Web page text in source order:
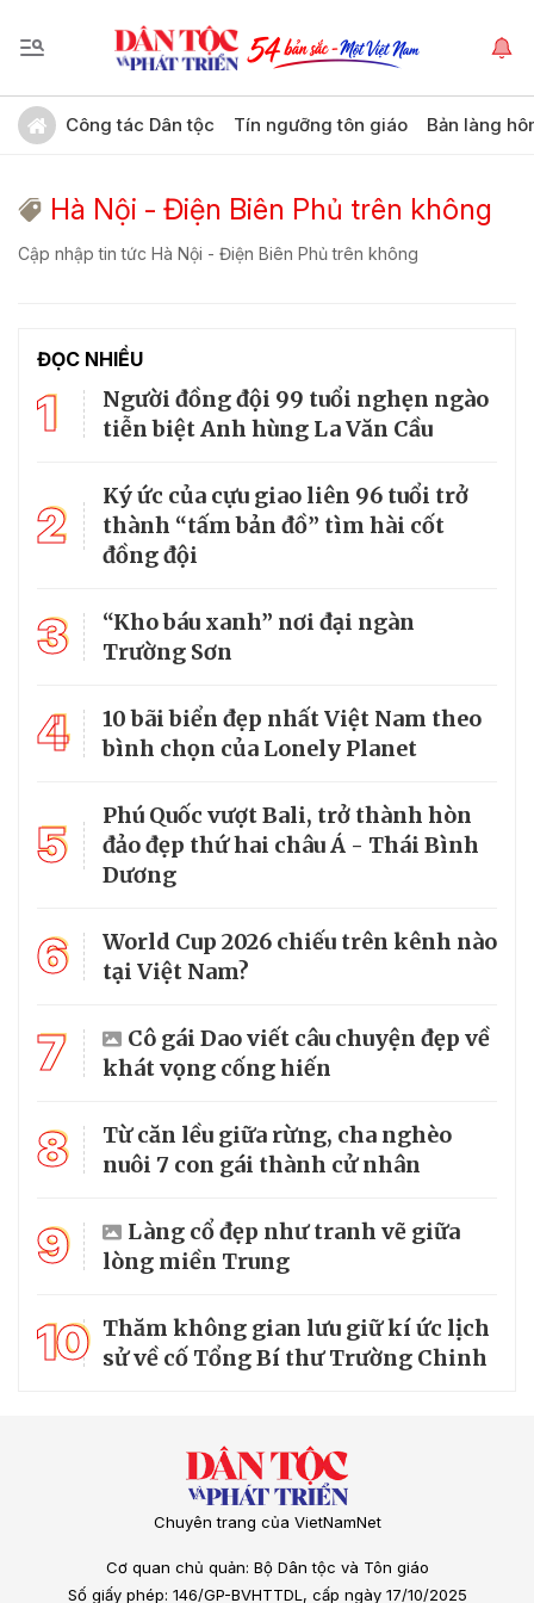
Công tác Dân tộc Tín ngưỡng tôn giáo Bản làng
Hà Nội - Điện Biên Phủ trên không
Cập nhập tin tức Hà Nội - Điện Biên Phủ trên không
ĐỌC NHIỀU
1
Người đồng đội 99 tuổi nghẹn ngào
tiễn biệt Anh hùng La Văn Cầu
2
Ký ức của cựu giao liên 96 tuổi trở
thành “tấm bản đồ” tìm hài cốt
đồng đội
3
“Kho báu xanh” nơi đại ngàn
Trường Sơn
4
10 bãi biển đẹp nhất Việt Nam theo
bình chọn của Lonely Planet
5
Phú Quốc vượt Bali, trở thành hòn
đảo đẹp thứ hai châu Á - Thái Bình
Dương
6
World Cup 2026 chiếu trên kênh nào
tại Việt Nam?
7
Cô gái Dao viết câu chuyện đẹp về
khát vọng cống hiến
8
Từ căn lều giữa rừng, cha nghèo
nuôi 7 con gái thành cử nhân
9
Làng cổ đẹp như tranh vẽ giữa
lòng miền Trung
10 Thăm không gian lưu giữ kí ức lịch
sử về cố Tổng Bí thư Trường Chinh
Chuyên trang của VietNamNet
Cơ quan chủ quản: Bộ Dân tộc và Tôn giáo
Số giấy phép: 146/GP-BVHTTDL, cấp ngày 17/10/2025